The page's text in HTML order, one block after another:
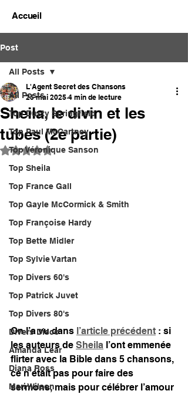
Accueil
Post
All Posts
Top Dusty Springfield
Top Paul McCartney
Top Véronique Sanson
Top Sheila
Top France Gall
Top Gayle McCormick & Smith
Top Françoise Hardy
Top Bette Midler
Top Sylvie Vartan
Top Divers 60's
Top Patrick Juvet
Top Divers 80's
Divers Disco
Amanda Lear
Diana Ross
Mari Wilson
All Posts
Sheila, le divin et les
tubes (2e partie)
L'Agent Secret des Chansons
25 mai 2025 4 min de lecture
Noté NaN étoiles sur 5.
On l’a vu dans l’article précédent : si
les auteurs de Sheila l’ont emmenée
flirter avec la Bible dans 5 chansons,
ce n’était pas pour faire des
sermons, mais pour célébrer l’amour